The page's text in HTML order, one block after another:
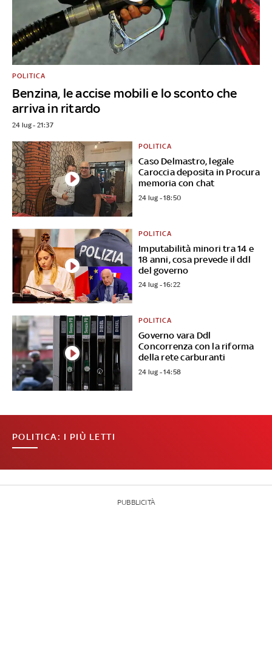
Benzina, le accise mobili e lo sconto che
arriva in ritardo
POLITICA
24 lug - 21:37
Caso Delmastro, legale
Caroccia deposita in Procura
memoria con chat
POLITICA
24 lug - 18:50
Imputabilità minori tra 14 e
18 anni, cosa prevede il ddl
del governo
POLITICA
24 lug - 16:22
Governo vara Ddl
Concorrenza con la riforma
della rete carburanti
POLITICA
24 lug - 14:58
POLITICA: I PIÙ LETTI
PUBBLICITÀ